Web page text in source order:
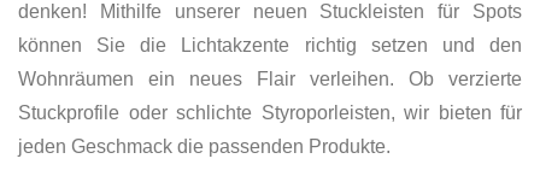
denken! Mithilfe unserer neuen Stuckleisten für Spots
können Sie die Lichtakzente richtig setzen und den
Wohnräumen ein neues Flair verleihen. Ob verzierte
Stuckprofile oder schlichte Styroporleisten, wir bieten für
jeden Geschmack die passenden Produkte.